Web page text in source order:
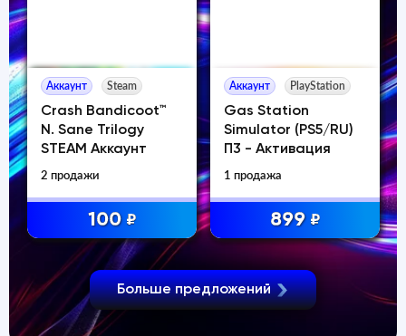
Аккаунт Steam
Crash Bandicoot™
N. Sane Trilogy
STEAM Аккаунт
2 продажи
100 ₽
Аккаунт PlayStation
Gas Station
Simulator (PS5/RU)
П3 - Активация
1 продажа
899 ₽
Больше предложений